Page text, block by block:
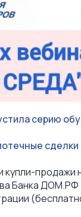
серию
купли-
Банка